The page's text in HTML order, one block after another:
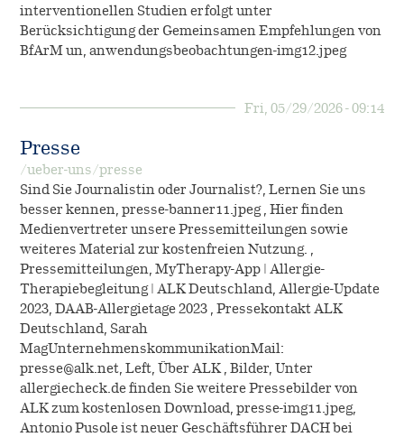
interventionellen Studien erfolgt unter
Berücksichtigung der Gemeinsamen Empfehlungen von
BfArM un, anwendungsbeobachtungen-img12.jpeg
Fri, 05/29/2026 - 09:14
Presse
/ueber-uns/presse
Sind Sie Journalistin oder Journalist?, Lernen Sie uns
besser kennen, presse-banner11.jpeg , Hier finden
Medienvertreter unsere Pressemitteilungen sowie
weiteres Material zur kostenfreien Nutzung. ,
Pressemitteilungen, MyTherapy-App | Allergie-
Therapiebegleitung | ALK Deutschland, Allergie-Update
2023, DAAB-Allergietage 2023 , Pressekontakt ALK
Deutschland, Sarah
MagUnternehmenskommunikationMail:
presse@alk.net, Left, Über ALK , Bilder, Unter
allergiecheck.de finden Sie weitere Pressebilder von
ALK zum kostenlosen Download, presse-img11.jpeg,
Antonio Pusole ist neuer Geschäftsführer DACH bei